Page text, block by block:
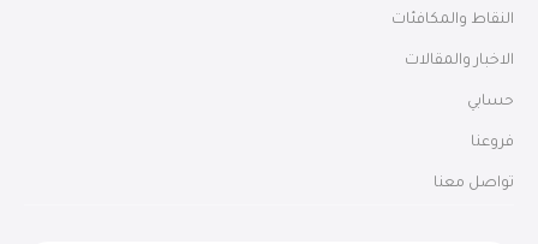
النقاط والمكافئات
الاخبار والمقالات
حسابي
فروعنا
تواصل معنا